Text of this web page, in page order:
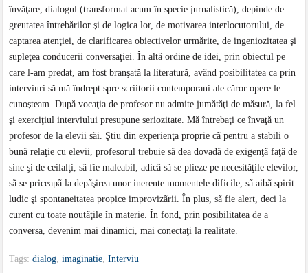
învăţare, dialogul (transformat acum în specie jurnalistică), depinde de
greutatea întrebărilor şi de logica lor, de motivarea interlocutorului, de
captarea atenţiei, de clarificarea obiectivelor urmărite, de ingeniozitatea şi
supleţea conducerii conversaţiei. În altă ordine de idei, prin obiectul pe
care l-am predat, am fost branşată la literatură, având posibilitatea ca prin
interviuri să mă îndrept spre scriitorii contemporani ale căror opere le
cunoşteam. După vocaţia de profesor nu admite jumătăţi de măsură, la fel
şi exerciţiul interviului presupune seriozitate. Mă întrebaţi ce învaţă un
profesor de la elevii săi. Ştiu din experienţa proprie cã pentru a stabili o
bunã relaţie cu elevii, profesorul trebuie sã dea dovadã de exigenţã faţă de
sine şi de ceilalţi, sã fie maleabil, adicã sã se plieze pe necesităţile elevilor,
sã se priceapã la depãşirea unor inerente momentele dificile, sã aibã spirit
ludic şi spontaneitatea propice improvizãrii. În plus, sã fie alert, deci la
curent cu toate noutãţile în materie. În fond, prin posibilitatea de a
conversa, devenim mai dinamici, mai conectaţi la realitate.
Tags:dialog,imaginatie,Interviu